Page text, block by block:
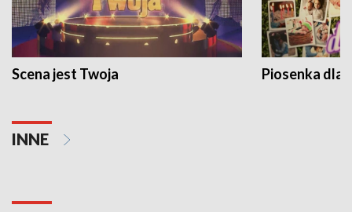
Scena jest Twoja Piosenka dla
INNE